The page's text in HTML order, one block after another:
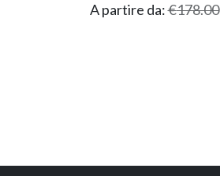
A partire da:€178.00